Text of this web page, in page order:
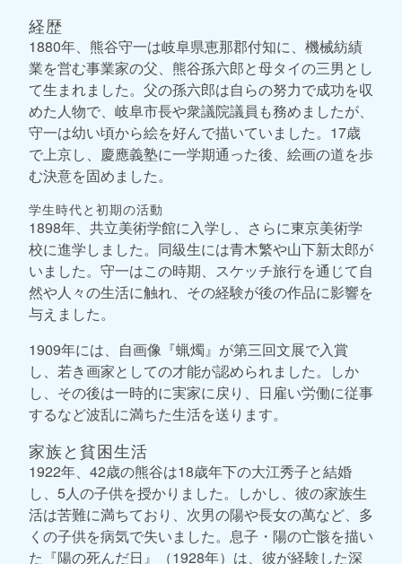
経歴
1880年、熊谷守一は岐阜県恵那郡付知に、機械紡績
業を営む事業家の父、熊谷孫六郎と母タイの三男とし
て生まれました。父の孫六郎は自らの努力で成功を収
めた人物で、岐阜市長や衆議院議員も務めましたが、
守一は幼い頃から絵を好んで描いていました。17歳
で上京し、慶應義塾に一学期通った後、絵画の道を歩
む決意を固めました。
学生時代と初期の活動
1898年、共立美術学館に入学し、さらに東京美術学
校に進学しました。同級生には青木繁や山下新太郎が
いました。守一はこの時期、スケッチ旅行を通じて自
然や人々の生活に触れ、その経験が後の作品に影響を
与えました。
1909年には、自画像『蝋燭』が第三回文展で入賞
し、若き画家としての才能が認められました。しか
し、その後は一時的に実家に戻り、日雇い労働に従事
するなど波乱に満ちた生活を送ります。
家族と貧困生活
1922年、42歳の熊谷は18歳年下の大江秀子と結婚
し、5人の子供を授かりました。しかし、彼の家族生
活は苦難に満ちており、次男の陽や長女の萬など、多
くの子供を病気で失いました。息子・陽の亡骸を描い
た『陽の死んだ日』（1928年）は、彼が経験した深